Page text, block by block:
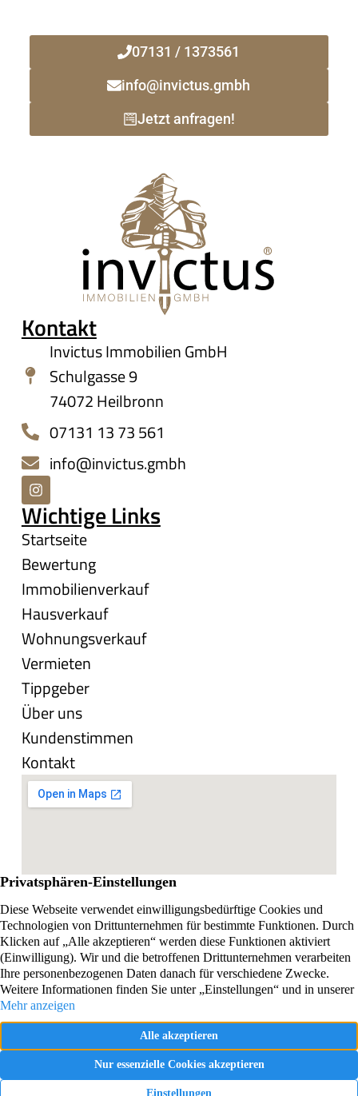
07131 / 1373561
info@invictus.gmbh
Jetzt anfragen!
Kontakt
Invictus Immobilien GmbH
Schulgasse 9
74072 Heilbronn
07131 13 73 561
info@invictus.gmbh
Wichtige Links
Startseite
Bewertung
Immobilienverkauf
Hausverkauf
Wohnungsverkauf
Vermieten
Tippgeber
Über uns
Kundenstimmen
Kontakt
Datenschutzerklärung
Vertrag widerrufen